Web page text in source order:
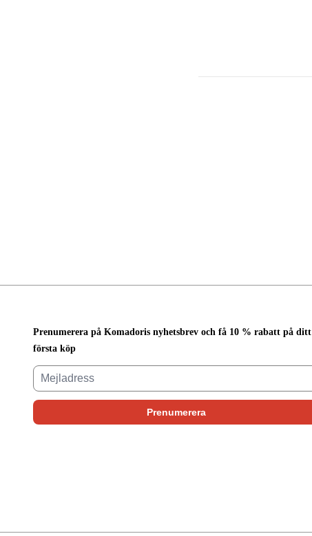
Prenumerera på Komadoris nyhetsbrev och få 10 % rabatt på ditt
första köp